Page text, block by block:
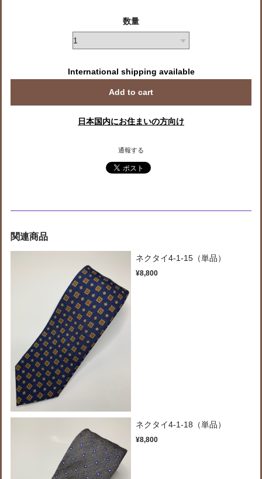
数量
International shipping available
Add to cart
日本国内にお住まいの方向け
通報する
関連商品
ネクタイ4-1-15（単品）
¥8,800
ネクタイ4-1-18（単品）
¥8,800